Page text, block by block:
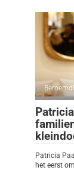
Patricia
het eerst